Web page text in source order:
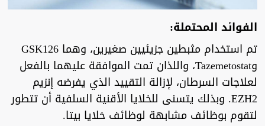
الفوائد المحتملة:
تم استخدام مثبطين جزيئيين صغيرين، وهما GSK126
وTazemetostat، واللذان تمت الموافقة عليهما بالفعل
لعلاجات السرطان، لإزالة التقييد الذي يفرضه إنزيم
EZH2. وبذلك يتسنى للخلايا الأقنية السلفية أن تتطور
لتقوم بوظائف مشابهة لوظائف خلايا بيتا.